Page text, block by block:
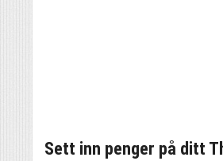
Sett inn penger på ditt